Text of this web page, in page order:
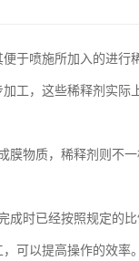
于喷施所加入的进
工，这些稀释剂实际
膜物质，稀释剂则不
成时已经按照规定的
可以提高操作的效率。